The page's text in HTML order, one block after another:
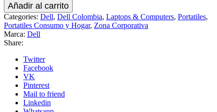
Añadir al carrito
Categories: Dell, Dell Colombia, Laptops & Computers, Portatiles,
Portatiles Consumo y Hogar, Zona Corporativa
Marca: Dell
Share:
Twitter
Facebook
VK
Pinterest
Mail to friend
Linkedin